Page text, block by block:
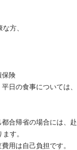
方、
保険
日の食事については
合帰省の場合には、赴
す。
用は自己負担です。